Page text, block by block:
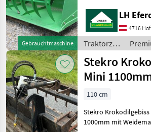
Gebrauchtmaschine
Anbaugeräte
4716
Traktorzubehör
/ Stekro
Stekro Kroko
Mini
110 cm
Stekro Krokodilgebiss
1000mm mit